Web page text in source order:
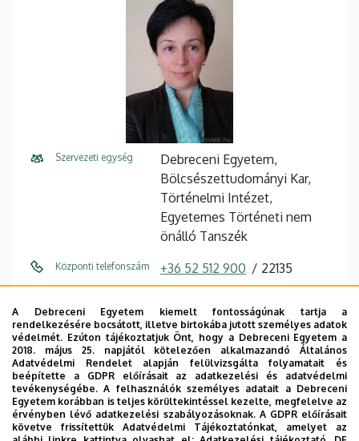
Szervezeti egység
Debreceni Egyetem,
Bölcsészettudományi Kar,
Történelmi Intézet,
Egyetemes Történeti nem
önálló Tanszék
Központi telefonszám +36 52 512 900 22135
Cím
4032 Debrecen, Egyetem tér
1.
Épület
Főépület (Egyetem téri
Campus)
Emelet, ajtó 3. emelet, 321 (oktatói szoba)
A Debreceni Egyetem kiemelt fontosságúnak tartja a
rendelkezésére bocsátott, illetve birtokába jutott személyes adatok
védelmét. Ezúton tájékoztatjuk Önt, hogy a Debreceni Egyetem a
2018. május 25. napjától kötelezően alkalmazandó Általános
Adatvédelmi Rendelet alapján felülvizsgálta folyamatait és
beépítette a GDPR előírásait az adatkezelési és adatvédelmi
tevékenységébe. A felhasználók személyes adatait a Debreceni
Egyetem korábban is teljes körültekintéssel kezelte, megfelelve az
érvényben lévő adatkezelési szabályozásoknak. A GDPR előírásait
követve frissítettük Adatvédelmi Tájékoztatónkat, amelyet az